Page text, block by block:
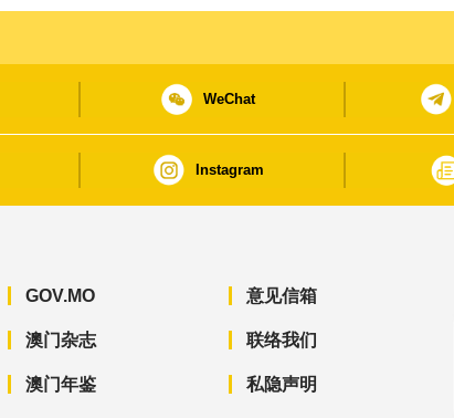
WeChat
Instagram
GOV.MO
澳门杂志
澳门年鉴
意见信箱
联络我们
私隐声明